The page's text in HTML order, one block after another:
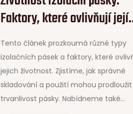
Faktory, které ovlivňují její
trvanlivost
Tento článek prozkoumá různé typy
izolačních pásek a faktory, které
jejich životnost. Zjistíme, jak správné
skladování a použití mohou prodloužit
trvanlivost pásky. Nabídneme také